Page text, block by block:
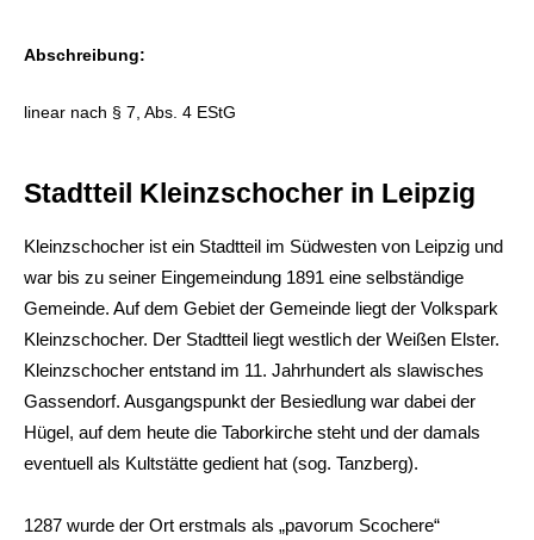
Abschreibung:
linear nach § 7, Abs. 4 EStG
Stadtteil Kleinzschocher in Leipzig
Kleinzschocher ist ein Stadtteil im Südwesten von Leipzig und
war bis zu seiner Eingemeindung 1891 eine selbständige
Gemeinde. Auf dem Gebiet der Gemeinde liegt der Volkspark
Kleinzschocher. Der Stadtteil liegt westlich der Weißen Elster.
Kleinzschocher entstand im 11. Jahrhundert als slawisches
Gassendorf. Ausgangspunkt der Besiedlung war dabei der
Hügel, auf dem heute die Taborkirche steht und der damals
eventuell als Kultstätte gedient hat (sog. Tanzberg).
1287 wurde der Ort erstmals als „pavorum Scochere“